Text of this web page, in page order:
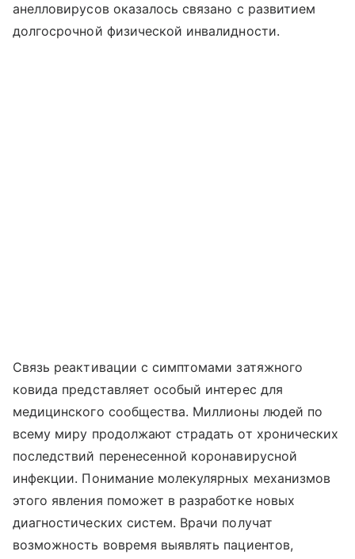
анелловирусов оказалось связано с развитием
долгосрочной физической инвалидности.
Связь реактивации с симптомами затяжного
ковида представляет особый интерес для
медицинского сообщества. Миллионы людей по
всему миру продолжают страдать от хронических
последствий перенесенной коронавирусной
инфекции. Понимание молекулярных механизмов
этого явления поможет в разработке новых
диагностических систем. Врачи получат
возможность вовремя выявлять пациентов,